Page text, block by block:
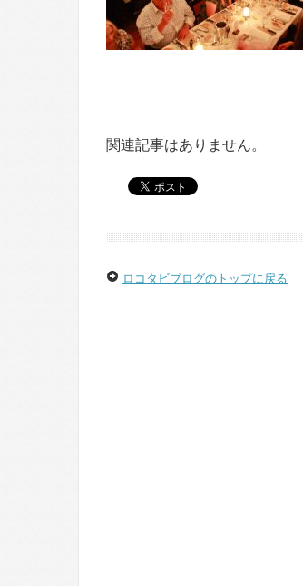
関連記事はありません。
ロコタビブログのトップに戻る